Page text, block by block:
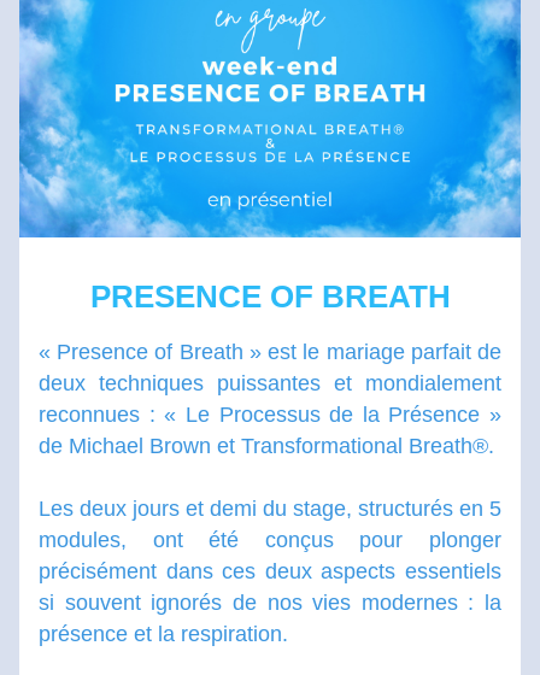
PRESENCE OF BREATH
« Presence of Breath » est le mariage parfait de
deux techniques puissantes et mondialement
reconnues : « Le Processus de la Présence »
de Michael Brown et Transformational Breath®.
Les deux jours et demi du stage, structurés en 5
modules, ont été conçus pour plonger
précisément dans ces deux aspects essentiels
si souvent ignorés de nos vies modernes : la
présence et la respiration.